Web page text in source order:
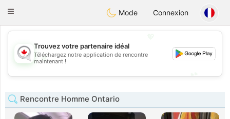
CANADIAN chat
Toggle
Mode Connexion
💖
💕
Trouvez votre partenaire idéal
Téléchargez notre application de rencontre
maintenant !
Rencontre Homme Ontario